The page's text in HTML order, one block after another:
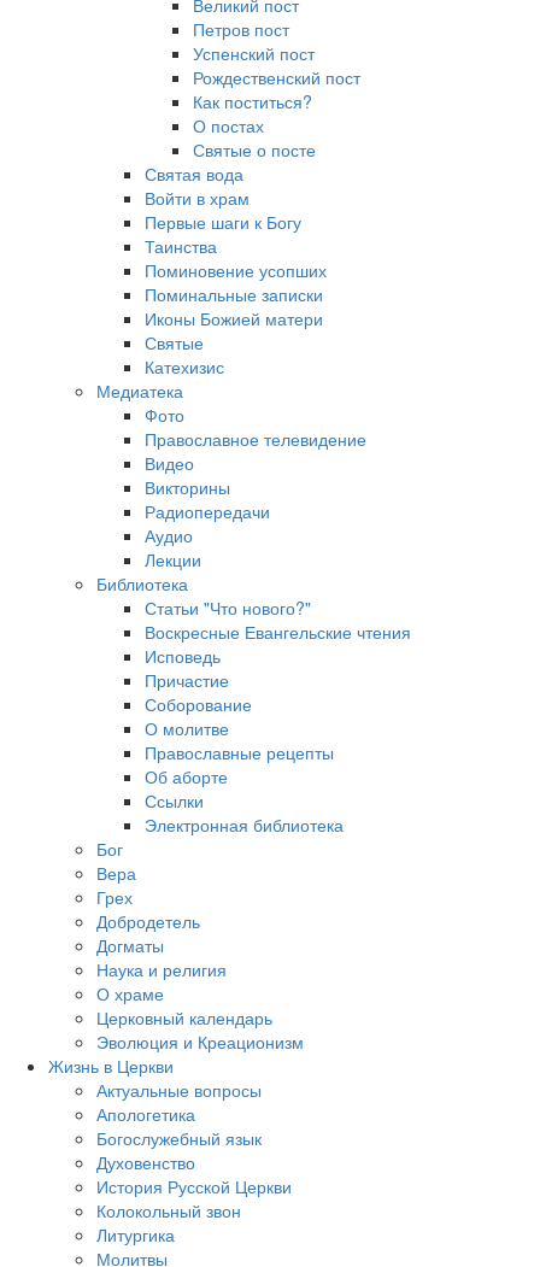
Великий пост
Петров пост
Успенский пост
Рождественский пост
Как поститься?
О постах
Святые о посте
Святая вода
Войти в храм
Первые шаги к Богу
Таинства
Поминовение усопших
Поминальные записки
Иконы Божией матери
Святые
Катехизис
Медиатека
Фото
Православное телевидение
Видео
Викторины
Радиопередачи
Аудио
Лекции
Библиотека
Статьи "Что нового?"
Воскресные Евангельские чтения
Исповедь
Причастие
Соборование
О молитве
Православные рецепты
Об аборте
Ссылки
Электронная библиотека
Бог
Вера
Грех
Добродетель
Догматы
Наука и религия
О храме
Церковный календарь
Эволюция и Креационизм
Жизнь в Церкви
Актуальные вопросы
Апологетика
Богослужебный язык
Духовенство
История Русской Церкви
Колокольный звон
Литургика
Молитвы